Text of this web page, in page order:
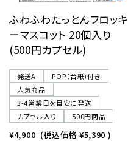
ふわふわたっとんフロッキ
ーマスコット 20個入り
(500円カプセル)
発送A
POP（台紙)付き
人気商品
3-4営業日を目安に発送
カプセル入り
500円商品
¥4,900 (税込価格 ¥5,390 )